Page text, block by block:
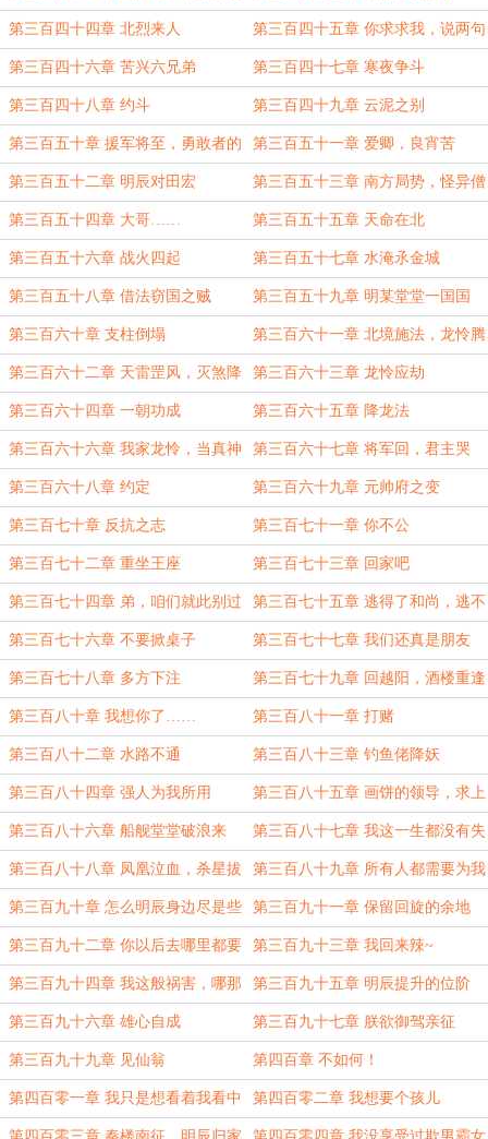
人一个面子如何？
第三百四十四章 北烈来人 第三百四十五章 你求求我，说两句
好听的
第三百四十六章 苦兴六兄弟 第三百四十七章 寒夜争斗
第三百四十八章 约斗 第三百四十九章 云泥之别
第三百五十章 援军将至，勇敢者的
奖励
第三百五十一章 爱卿，良宵苦
短……
第三百五十二章 明辰对田宏 第三百五十三章 南方局势，怪异僧
人
第三百五十四章 大哥…… 第三百五十五章 天命在北
第三百五十六章 战火四起 第三百五十七章 水淹氶金城
第三百五十八章 借法窃国之贼 第三百五十九章 明某堂堂一国国
公，会偷你什么东西么
第三百六十章 支柱倒塌 第三百六十一章 北境施法，龙怜腾
云
第三百六十二章 天雷罡风，灭煞降
魔
第三百六十三章 龙怜应劫
第三百六十四章 一朝功成 第三百六十五章 降龙法
第三百六十六章 我家龙怜，当真神
俊呢！
第三百六十七章 将军回，君主哭
第三百六十八章 约定 第三百六十九章 元帅府之变
第三百七十章 反抗之志 第三百七十一章 你不公
第三百七十二章 重坐王座 第三百七十三章 回家吧
第三百七十四章 弟，咱们就此别过 第三百七十五章 逃得了和尚，逃不
了庙
第三百七十六章 不要掀桌子 第三百七十七章 我们还真是朋友
第三百七十八章 多方下注 第三百七十九章 回越阳，酒楼重逢
第三百八十章 我想你了…… 第三百八十一章 打赌
第三百八十二章 水路不通 第三百八十三章 钓鱼佬降妖
第三百八十四章 强人为我所用 第三百八十五章 画饼的领导，求上
进的他
第三百八十六章 船舰堂堂破浪来 第三百八十七章 我这一生都没有失
败过，这次也不会
第三百八十八章 凤凰泣血，杀星拔
剑
第三百八十九章 所有人都需要为我
的公子陪葬！
第三百九十章 怎么明辰身边尽是些
怪物
第三百九十一章 保留回旋的余地
第三百九十二章 你以后去哪里都要
带上我一起！
第三百九十三章 我回来辣~
第三百九十四章 我这般祸害，哪那
么容易死？
第三百九十五章 明辰提升的位阶
第三百九十六章 雄心自成 第三百九十七章 朕欲御驾亲征
第三百九十九章 见仙翁 第四百章 不如何！
第四百零一章 我只是想看着我看中
的君王赢
第四百零二章 我想要个孩儿